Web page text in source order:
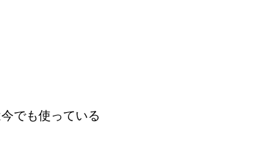
でも使っている